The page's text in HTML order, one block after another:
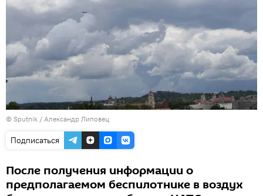
© Sputnik / Александр Липовец
Подписаться
После получения информации о
предполагаемом беспилотнике в воздух